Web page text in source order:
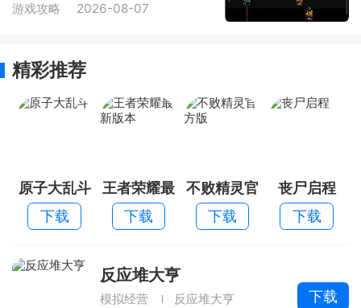
游戏攻略 2026-08-07
精彩推荐
原子大乱斗
下载
王者荣耀最
新版本
下载
不败精灵官
方版
下载
丧尸启程
下载
反应堆大亨
模拟经营 反应堆大亨 下载